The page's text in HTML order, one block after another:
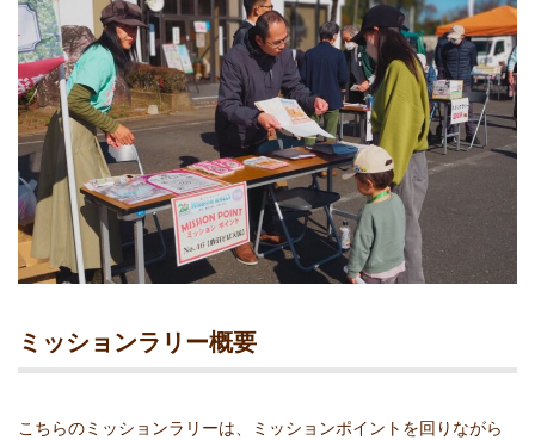
ミッションラリー概要
こちらのミッションラリーは、ミッションポイントを回りながら